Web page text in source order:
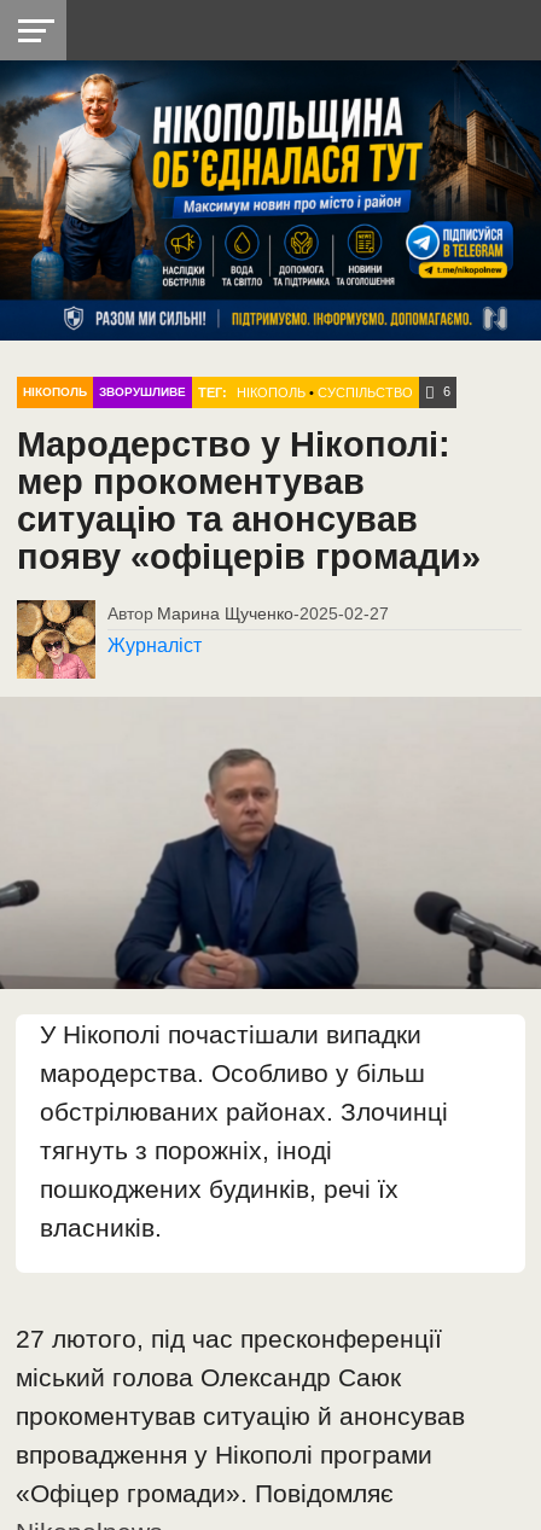
НІКОПОЛЬ
РАЙОН
СІЧЕСЛАВСЬКА
УКРАЇНА
РЕТРО
НІКОПОЛЬ
ЛАЙТ
УКРАЇНА
ДОПОМОГА
РАДІО
НІКОПОЛЬ ЗВОРУШЛИВЕ ТЕГ: НІКОПОЛЬ •СУСПІЛЬСТВО 6
Мародерство у Нікополі:
мер прокоментував
ситуацію та анонсував
появу «офіцерів громади»
Автор Марина Щученко-2025-02-27
Журналіст
У Нікополі почастішали випадки
мародерства. Особливо у більш
обстрілюваних районах. Злочинці
тягнуть з порожніх, іноді
пошкоджених будинків, речі їх
власників.
27 лютого, під час пресконференції
міський голова Олександр Саюк
прокоментував ситуацію й анонсував
впровадження у Нікополі програми
«Офіцер громади». Повідомляє